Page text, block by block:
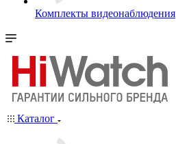
Комплекты видеонаблюдения
Каталог